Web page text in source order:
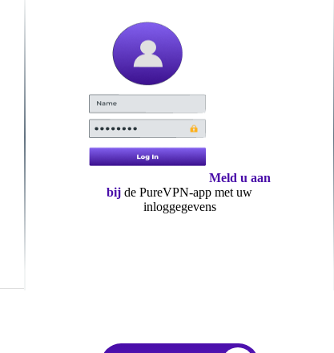
Meld u aan
bij de PureVPN-app met uw
inloggegevens